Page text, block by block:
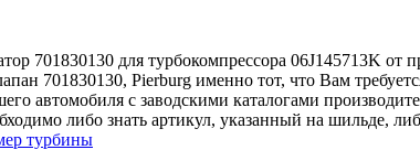
701830130 для турбокомпрессора 06J145713K
701830130, Pierburg именно тот, что Вам
автомобиля с заводскими каталогами
либо знать артикул, указанный на шильде,
турбины